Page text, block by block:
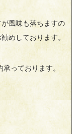
風味も落ちますの
めしております。
っております。